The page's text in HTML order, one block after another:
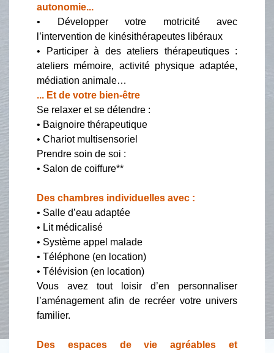
autonomie...
• Développer votre motricité avec
l’intervention de kinésithérapeutes libéraux
• Participer à des ateliers thérapeutiques :
ateliers mémoire, activité physique adaptée,
médiation animale…
... Et de votre bien-être
Se relaxer et se détendre :
• Baignoire thérapeutique
• Chariot multisensoriel
Prendre soin de soi :
• Salon de coiffure**
Des chambres individuelles avec :
• Salle d’eau adaptée
• Lit médicalisé
• Système appel malade
• Téléphone (en location)
• Télévision (en location)
Vous avez tout loisir d’en personnaliser
l’aménagement afin de recréer votre univers
familier.
Des espaces de vie agréables et